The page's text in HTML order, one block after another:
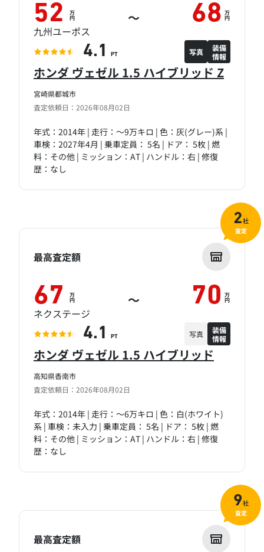
宮崎県都城市
査定依頼日：2026年08月02日
ホンダ ヴェゼル 1.5 ハイブリッド Z
年式：2014年 | 走行：～9万キロ | 色：灰(グレー)系 |
車検：2027年4月 | 乗車定員： 5名 | ドア： 5枚 | 燃
料：その他 | ミッション：AT | ハンドル：右 | 修復
歴：なし
52 万
円 ～ 68 万
円
九州ユーポス
4.1 PT 写真
装備
情報
高知県香南市
査定依頼日：2026年08月02日
ホンダ ヴェゼル 1.5 ハイブリッド
年式：2014年 | 走行：～6万キロ | 色：白(ホワイト)
系 | 車検：未入力 | 乗車定員： 5名 | ドア： 5枚 | 燃
料：その他 | ミッション：AT | ハンドル：右 | 修復
歴：なし
最高査定額
67 万
円 ～ 70 万
円
ネクステージ
4.1 PT 写真
装備
情報
2社
査定
最高査定額
9社
査定